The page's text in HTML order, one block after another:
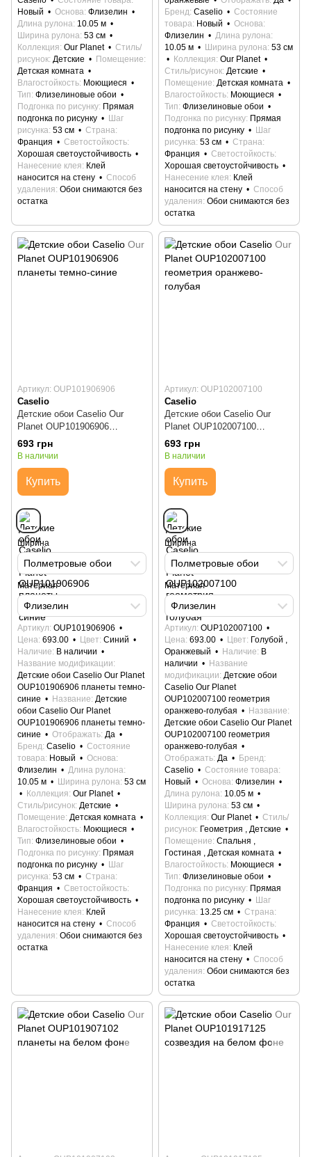
Новый
Основа Флизелин
Длина рулона 10.05 м
Ширина рулона 53 см
Коллекция Our Planet
Стиль/
рисунок Детские
Помещение
Детская комната
Влагостойкость Моющиеся
Тип Флизелиновые обои
Подгонка по рисунку Прямая
подгонка по рисунку
Шаг
рисунка 53 см
Страна
Франция
Светостойкость
Хорошая светоустойчивость
Нанесение клея
Клей
наносится на стену
Способ
удаления Обои снимаются без
остатка
Бренд Caselio
Состояние
товара Новый
Основа
Флизелин
Длина рулона
10.05 м
Ширина рулона 53 см
Коллекция Our Planet
Стиль/рисунок Детские
Помещение Детская комната
Влагостойкость Моющиеся
Тип Флизелиновые обои
Подгонка по рисунку Прямая
подгонка по рисунку
Шаг
рисунка 53 см
Страна
Франция
Светостойкость
Хорошая светоустойчивость
Нанесение клея
Клей
наносится на стену
Способ
удаления Обои снимаются без
остатка
Артикул: OUP101906906
Caselio
Детские обои Caselio Our
Planet OUP101906906
планеты темно-синие
693 грн
В наличии
Купить
Ширина
Полметровые обои
Материал
Флизелин
Артикул OUP101906906
Цена 693.00 Цвет Синий
Наличие
В наличии
Название модификации
Детские обои Caselio Our Planet
OUP101906906 планеты темно-
синие
Название Детские
обои Caselio Our Planet
OUP101906906 планеты темно-
синие
Отображать Да
Бренд Caselio
Состояние
товара Новый
Основа
Флизелин
Длина рулона
10.05 м
Ширина рулона 53 см
Коллекция Our Planet
Стиль/рисунок Детские
Помещение Детская комната
Влагостойкость Моющиеся
Тип Флизелиновые обои
Подгонка по рисунку Прямая
подгонка по рисунку
Шаг
рисунка 53 см
Страна
Франция
Светостойкость
Хорошая светоустойчивость
Нанесение клея
Клей
наносится на стену
Способ
удаления Обои снимаются без
остатка
Артикул: OUP102007100
Caselio
Детские обои Caselio Our
Planet OUP102007100
геометрия оранжево-голубая
693 грн
В наличии
Купить
Ширина
Полметровые обои
Материал
Флизелин
Артикул OUP102007100
Цена 693.00 Цвет
Голубой ,
Оранжевый
Наличие
В
наличии
Название
модификации Детские обои
Caselio Our Planet
OUP102007100 геометрия
оранжево-голубая
Название
Детские обои Caselio Our Planet
OUP102007100 геометрия
оранжево-голубая
Отображать Да
Бренд
Caselio
Состояние товара
Новый
Основа Флизелин
Длина рулона 10.05 м
Ширина рулона 53 см
Коллекция Our Planet
Стиль/
рисунок Геометрия , Детские
Помещение Спальня ,
Гостиная , Детская комната
Влагостойкость Моющиеся
Тип Флизелиновые обои
Подгонка по рисунку Прямая
подгонка по рисунку
Шаг
рисунка 13.25 см
Страна
Франция
Светостойкость
Хорошая светоустойчивость
Нанесение клея
Клей
наносится на стену
Способ
удаления Обои снимаются без
остатка